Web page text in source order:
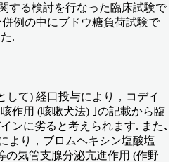
する検討を行なった臨床試験で
例の中にブドウ糖負荷試験で
.
して) 経口投与により，コデイ
作用 (咳嗽犬法) ｣の記載から臨
ンに劣ると考えられます. また､
より，ブロムヘキシン塩酸塩
の気管支腺分泌亢進作用 (作野